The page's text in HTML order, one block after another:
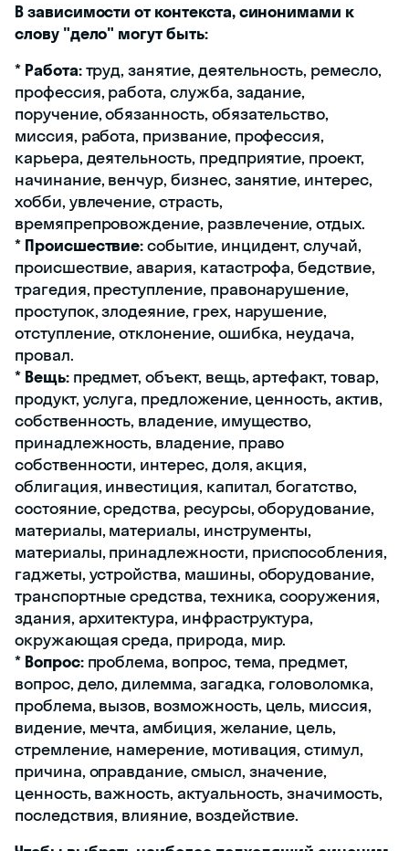
В зависимости от контекста, синонимами к
слову "дело" могут быть:
* Работа:труд, занятие, деятельность, ремесло,
профессия, работа, служба, задание,
поручение, обязанность, обязательство,
миссия, работа, призвание, профессия,
карьера, деятельность, предприятие, проект,
начинание, венчур, бизнес, занятие, интерес,
хобби, увлечение, страсть,
времяпрепровождение, развлечение, отдых.
* Происшествие:событие, инцидент, случай,
происшествие, авария, катастрофа, бедствие,
трагедия, преступление, правонарушение,
проступок, злодеяние, грех, нарушение,
отступление, отклонение, ошибка, неудача,
провал.
* Вещь:предмет, объект, вещь, артефакт, товар,
продукт, услуга, предложение, ценность, актив,
собственность, владение, имущество,
принадлежность, владение, право
собственности, интерес, доля, акция,
облигация, инвестиция, капитал, богатство,
состояние, средства, ресурсы, оборудование,
материалы, материалы, инструменты,
материалы, принадлежности, приспособления,
гаджеты, устройства, машины, оборудование,
транспортные средства, техника, сооружения,
здания, архитектура, инфраструктура,
окружающая среда, природа, мир.
* Вопрос:проблема, вопрос, тема, предмет,
вопрос, дело, дилемма, загадка, головоломка,
проблема, вызов, возможность, цель, миссия,
видение, мечта, амбиция, желание, цель,
стремление, намерение, мотивация, стимул,
причина, оправдание, смысл, значение,
ценность, важность, актуальность, значимость,
последствия, влияние, воздействие.